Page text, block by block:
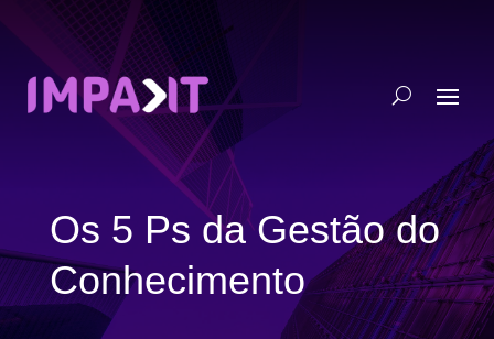
Os 5 Ps da Gestão do
Conhecimento